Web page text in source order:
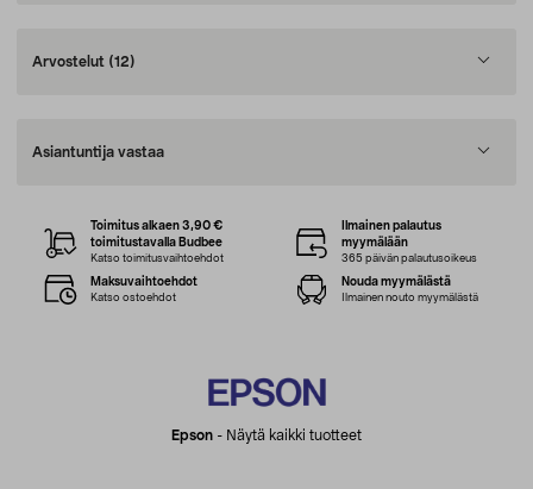
Arvostelut (12)
Asiantuntija vastaa
Epson - Näytä kaikki tuotteet
Toimitus alkaen 3,90 €
toimitustavalla Budbee
Katso toimitusvaihtoehdot
Ilmainen palautus
myymälään
365 päivän palautusoikeus
Maksuvaihtoehdot
Katso ostoehdot
Nouda myymälästä
Ilmainen nouto myymälästä